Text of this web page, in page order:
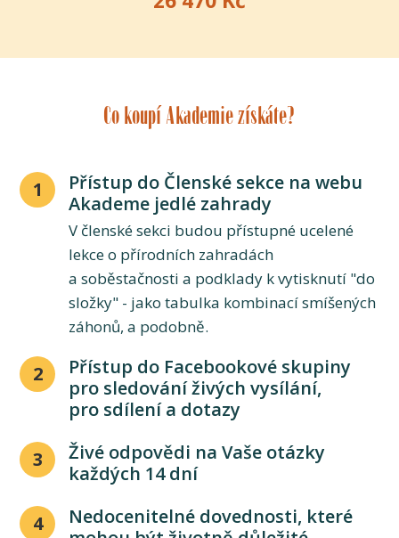
Co koupí Akademie získáte?
1
Přístup do Členské sekce na webu
Akademe jedlé zahrady
V členské sekci budou přístupné ucelené
lekce o přírodních zahradách
a soběstačnosti a podklady k vytisknutí "do
složky" - jako tabulka kombinací smíšených
záhonů, a podobně.
2
Přístup do Facebookové skupiny
pro sledování živých vysílání,
pro sdílení a dotazy
3
Živé odpovědi na Vaše otázky
každých 14 dní
4
Nedocenitelné dovednosti, které